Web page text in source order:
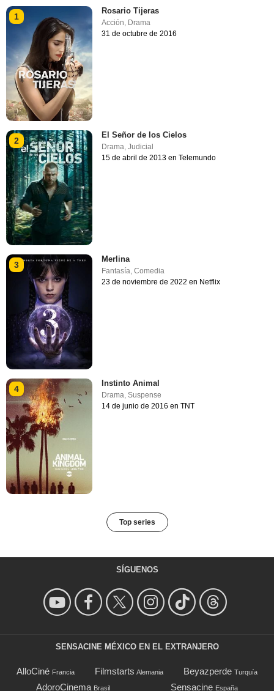
1
Rosario Tijeras
Acción Drama
31 de octubre de 2016
2
El Señor de los Cielos
Drama,Judicial
15 de abril de 2013 en Telemundo
3
Merlina
Fantasía,Comedia
23 de noviembre de 2022 en Netflix
4
Instinto Animal
Drama,Suspense
14 de junio de 2016 en TNT
Top series
SÍGUENOS
SENSACINE MÉXICO EN EL EXTRANJERO
AlloCiné Francia Filmstarts Alemania Beyazperde Turquía
AdoroCinema Brasil Sensacine España